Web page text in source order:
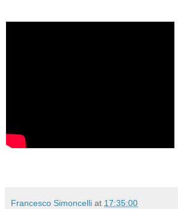
Francesco Simoncelli at 17:35:00